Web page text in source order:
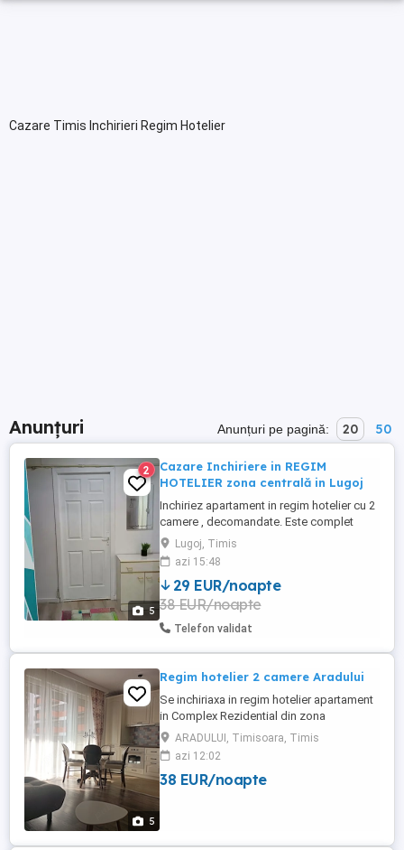
Cazare Timis Inchirieri Regim Hotelier
Anunțuri Anunțuri pe pagină: 20 50
5
2
Cazare Inchiriere in REGIM
HOTELIER zona centrală in Lugoj
Inchiriez apartament in regim hotelier cu 2
camere , decomandate. Este complet
mobilat și utilat. Se afla in zona
ultracentrala la 20 m de Universitatea
Draga. Are cablu TV și Wi-Fi, încălzirea se
face cu centrala pe gaz. Se închiriază la
maxim 6 persoane pe o perioada de
minim 3 nopti. PREȚUL ESTE ...
Lugoj, Timis
azi 15:48
29 EUR/noapte
38 EUR/noapte
Telefon validat
5
Regim hotelier 2 camere Aradului
Se inchiriaxa in regim hotelier apartament
in Complex Rezidential din zona
Aradului.Detine centrala termica,aer
conditionat,tv,frigider,masina de spalat. Pt
rezervari si detalii sunati. Pret 200 Ron
noapte
ARADULUI, Timisoara, Timis
azi 12:02
38 EUR/noapte